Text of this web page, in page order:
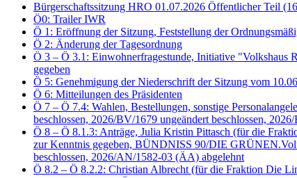
Bürgerschaftssitzung HRO 01.07.2026 Öffentlicher Teil
Ö0: Trailer IWR
Ö 1: Eröffnung der Sitzung, Feststellung der
Ö 2: Änderung der Tagesordnung
Ö 3 – Ö 3.1: Einwohnerfragestunde, Initiative "Volkshaus
gegeben
Ö 5: Genehmigung der Niederschrift der Sitzung vom
Ö 6: Mitteilungen des Präsidenten
Ö 7 – Ö 7.4: Wahlen, Bestellungen, sonstige
beschlossen, 2026/BV/1679 ungeändert beschlossen,
Ö 8 – Ö 8.1.3: Anträge, Julia Kristin Pittasch (für die
zur Kenntnis gegeben, BÜNDNISS 90/DIE
beschlossen, 2026/AN/1582-03 (ÄA) abgelehnt
Ö 8.2 – Ö 8.2.2: Christian Albrecht (für die Fraktion Die